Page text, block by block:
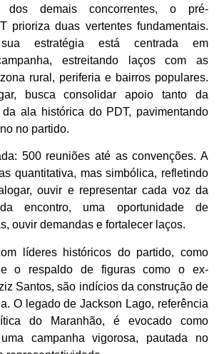
dos demais concorrentes, o pré-
prioriza duas vertentes fundamentais.
sua estratégia está centrada em
estreitando laços com as
rural, periferia e bairros populares.
busca consolidar apoio tanto da
ala histórica do PDT, pavimentando
no partido.
500 reuniões até as convenções. A
quantitativa, mas simbólica, refletindo
ouvir e representar cada voz da
encontro, uma oportunidade de
ouvir demandas e fortalecer laços.
líderes históricos do partido, como
e o respaldo de figuras como o ex-
Santos, são indícios da construção de
O legado de Jackson Lago, referência
do Maranhão, é evocado como
campanha vigorosa, pautada no